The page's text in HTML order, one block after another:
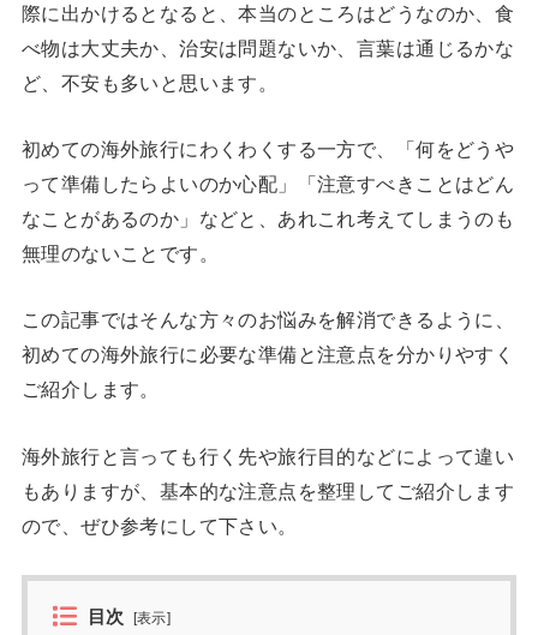
際に出かけるとなると、本当のところはどうなのか、食
べ物は大丈夫か、治安は問題ないか、言葉は通じるかな
ど、不安も多いと思います。
初めての海外旅行にわくわくする一方で、「何をどうや
って準備したらよいのか心配」「注意すべきことはどん
なことがあるのか」などと、あれこれ考えてしまうのも
無理のないことです。
この記事ではそんな方々のお悩みを解消できるように、
初めての海外旅行に必要な準備と注意点を分かりやすく
ご紹介します。
海外旅行と言っても行く先や旅行目的などによって違い
もありますが、基本的な注意点を整理してご紹介します
ので、ぜひ参考にして下さい。
目次 [表示]